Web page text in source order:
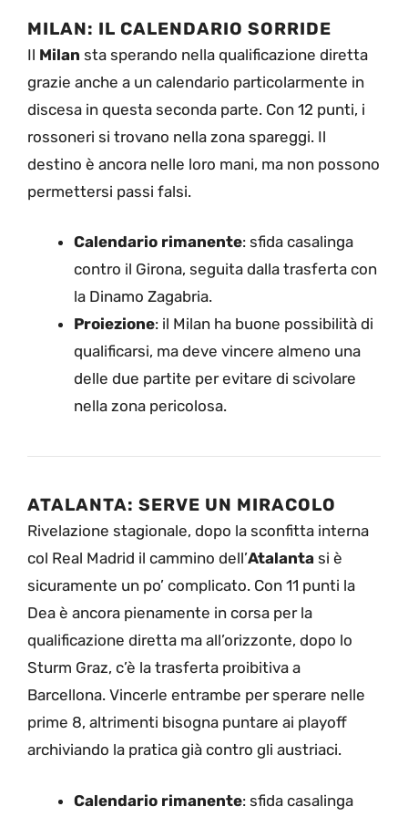
MILAN: IL CALENDARIO SORRIDE
Il Milan sta sperando nella qualificazione diretta
grazie anche a un calendario particolarmente in
discesa in questa seconda parte. Con 12 punti, i
rossoneri si trovano nella zona spareggi. Il
destino è ancora nelle loro mani, ma non possono
permettersi passi falsi.
Calendario rimanente: sfida casalinga
contro il Girona, seguita dalla trasferta con
la Dinamo Zagabria.
Proiezione: il Milan ha buone possibilità di
qualificarsi, ma deve vincere almeno una
delle due partite per evitare di scivolare
nella zona pericolosa.
ATALANTA: SERVE UN MIRACOLO
Rivelazione stagionale, dopo la sconfitta interna
col Real Madrid il cammino dell’Atalanta si è
sicuramente un po’ complicato. Con 11 punti la
Dea è ancora pienamente in corsa per la
qualificazione diretta ma all’orizzonte, dopo lo
Sturm Graz, c’è la trasferta proibitiva a
Barcellona. Vincerle entrambe per sperare nelle
prime 8, altrimenti bisogna puntare ai playoff
archiviando la pratica già contro gli austriaci.
Calendario rimanente: sfida casalinga